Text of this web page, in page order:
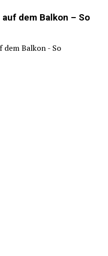
dem Balkon – So